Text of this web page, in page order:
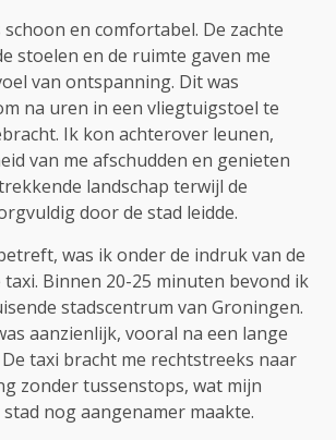
schoon en comfortabel. De zachte
stoelen en de ruimte gaven me
van ontspanning. Dit was
na uren in een vliegtuigstoel te
Ik kon achterover leunen,
van me afschudden en genieten
landschap terwijl de
door de stad leidde.
was ik onder de indruk van de
taxi. Binnen 20-25 minuten bevond ik
stadscentrum van Groningen.
aanzienlijk, vooral na een lange
taxi bracht me rechtstreeks naar
zonder tussenstops, wat mijn
nog aangenamer maakte.